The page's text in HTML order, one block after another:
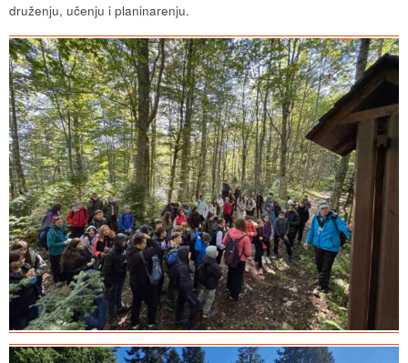
druženju, učenju i planinarenju.